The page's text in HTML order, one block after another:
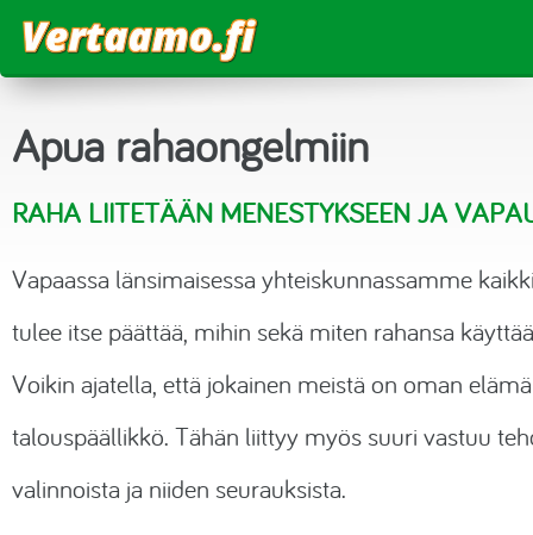
Kulutusluotto
Pikalaina
Sähkö
Matkapuhelinliittymät
Asuntolainalaskuri
Säästölaskuri
Budjettilaskuri
Kokemuksia
Apua rahaongelmiin
RAHA LIITETÄÄN MENESTYKSEEN JA
Vapaassa länsimaisessa yhteiskunnassamme
tulee itse päättää, mihin sekä miten rahansa
Voikin ajatella, että jokainen meistä on oman
talouspäällikkö. Tähän liittyy myös suuri vastuu
valinnoista ja niiden seurauksista.